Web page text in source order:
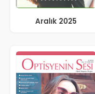
Aralık 2025